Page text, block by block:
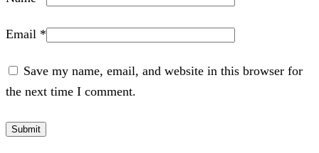
Email *
Save my name, email, and website in this browser for
the next time I comment.